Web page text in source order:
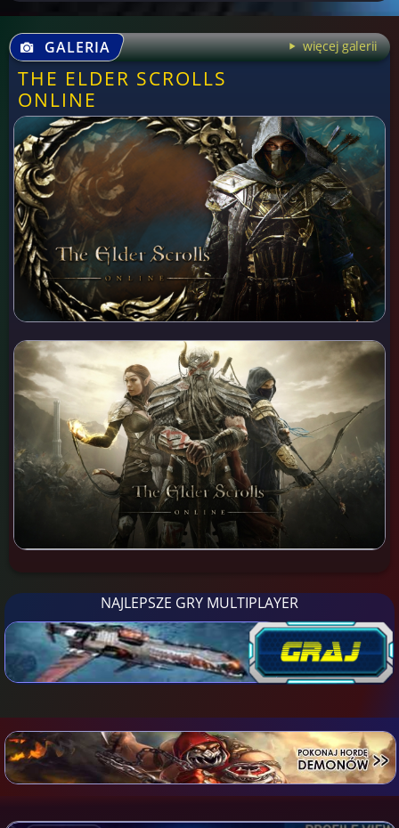
GALERIA więcej galerii
THE ELDER SCROLLS
ONLINE
NAJLEPSZE GRY MULTIPLAYER